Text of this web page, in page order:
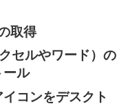
取得
セルやワード）の
ール
コンをデスクト